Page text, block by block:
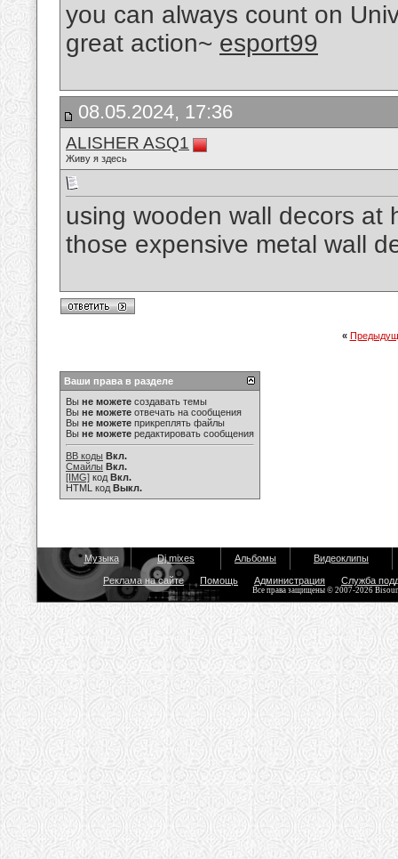
you can always count on
great action~ esport99
08.05.2024, 17:36
ALISHER ASQ1
Живу я здесь
using wooden wall decors at
those expensive metal wall
«
Ваши права в разделе
Вы не можете создавать темы
Вы не можете отвечать на сообщения
Вы не можете прикреплять файлы
Вы не можете редактировать сообщения
BB коды Вкл.
Смайлы Вкл.
[IMG] код Вкл.
HTML код Выкл.
Музыка Dj mixes Альбомы Видеоклипы
Реклама на сайте Помощь Администрация Служба
Все права защищены © 2007-2026